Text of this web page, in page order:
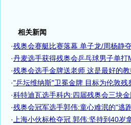
相关新闻
·残奥会赛艇比赛落幕 单子龙/周杨静
·丹麦选手获得残奥会乒乓球男子单打
·残奥会选手金牌送老师 这是最好的
·"乒坛维纳斯"卫冕金牌 目标为伦敦残
·科特迪瓦选手科内:四届残奥会三块金
·残奥会冠军选手郭伟:童心难泯的"逃
· 上海小伙标枪夺冠 郭伟:坚持到40岁